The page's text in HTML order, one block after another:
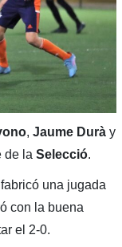
, Jaume Durày
de la Selecció.
una jugada
con la buena
el 2-0.